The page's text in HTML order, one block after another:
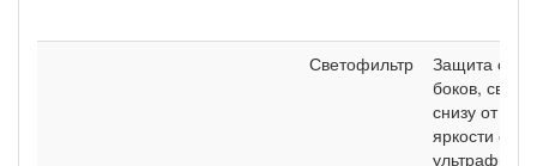
Светофильтр
Защита
боков,
снизу от
яркости